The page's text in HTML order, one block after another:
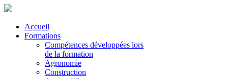
Accueil
Formations
Compétences développées lors
de la formation
Agronomie
Construction